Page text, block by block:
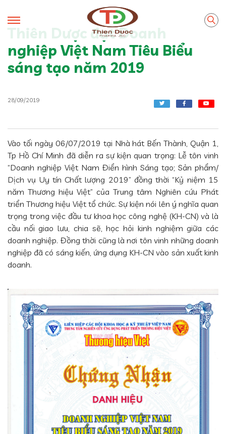
Thiên Dược đạt Doanh
nghiệp Việt Nam Tiêu Biểu
sáng tạo năm 2019
28/09/2019
Vào tối ngày 06/07/2019 tại Nhà hát Bến Thành, Quận 1,
Tp Hồ Chí Minh đã diễn ra sự kiện quan trọng: Lễ tôn vinh
“Doanh nghiệp Việt Nam Điển hình Sáng tạo; Sản phẩm/
Dịch vụ Uy tín Chất lượng 2019” đồng thời “Kỷ niệm 15
năm Thương hiệu Việt” của Trung tâm Nghiên cứu Phát
triển Thương hiệu Việt tổ chức. Sự kiện nói lên ý nghĩa quan
trọng trong việc đầu tư khoa học công nghệ (KH-CN) và là
cầu nối giao lưu, chia sẽ, học hỏi kinh nghiệm giữa các
doanh nghiệp. Đồng thời cũng là nơi tôn vinh những doanh
nghiệp đã có sáng kiến, ứng dụng KH-CN vào sản xuất kinh
doanh.